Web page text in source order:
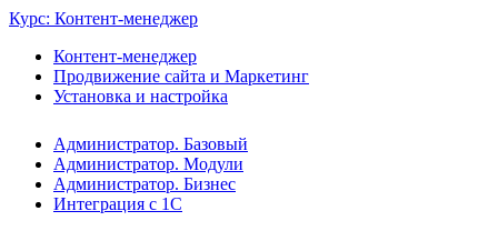
Курс: Контент-менеджер
Контент-менеджер
Продвижение сайта и Маркетинг
Установка и настройка
Администратор. Базовый
Администратор. Модули
Администратор. Бизнес
Интеграция с 1С